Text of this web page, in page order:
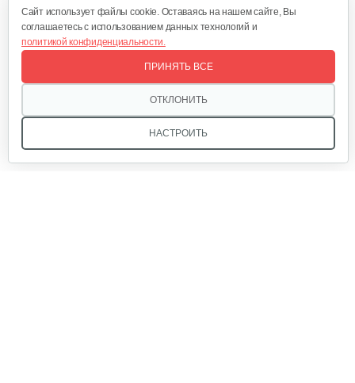
Кусторез аккумуляторный AL-KO HT…
Cайт использует файлы cookie. Оставаясь на нашем сайте, Вы
соглашаетесь с использованием данных технологий и
политикой конфиденциальности.
НАСТРОИТЬ
ОТКЛОНИТЬ
ПРИНЯТЬ ВСЕ